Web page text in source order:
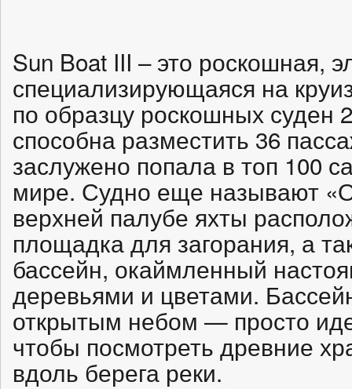
Sun Boat III – это роскошная,
специализирующаяся на
по образцу роскошных суден
способна разместить 36
заслужено попала в топ 100
мире. Судно еще называют
верхней палубе яхты
площадка для загорания, а
бассейн, окаймленный
деревьями и цветами.
открытым небом — просто
чтобы посмотреть древние
вдоль берега реки.